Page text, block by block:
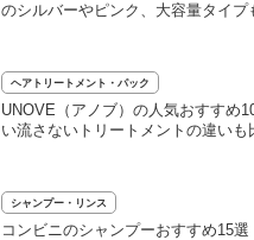
のシルバーやピンク、大容量タイプ
ヘアトリートメント・パック
UNOVE（アノブ）の人気おすすめ
い流さないトリートメントの違いも
シャンプー・リンス
コンビニのシャンプーおすすめ15